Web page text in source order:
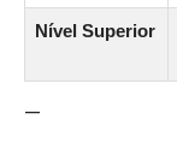
Nível Superior
—